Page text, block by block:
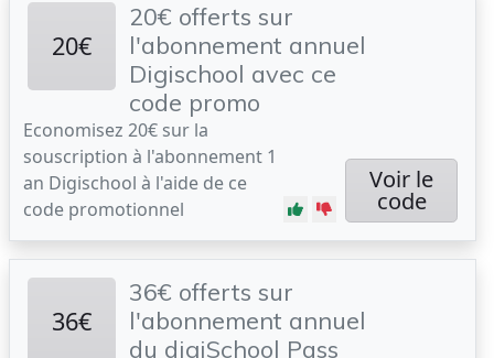
20€
20€ offerts sur
l'abonnement annuel
Digischool avec ce
code promo
Economisez 20€ sur la
souscription à l'abonnement 1
an Digischool à l'aide de ce
code promotionnel
Voir le
code
36€
36€ offerts sur
l'abonnement annuel
du digiSchool Pass